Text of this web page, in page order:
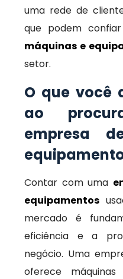
uma rede de
que podem
máquinas e
setor.
O que você
ao
empresa
Contar com uma
equipamentos
mercado é
eficiência e a
negócio. Uma
oferece